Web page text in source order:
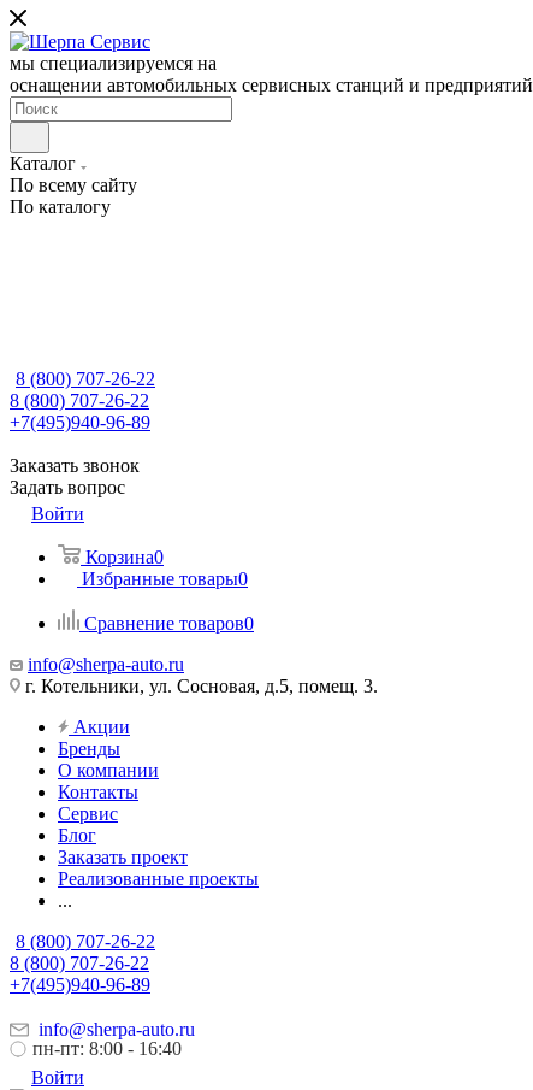
мы специализируемся на
оснащении автомобильных сервисных станций и предприятий
Каталог
По всему сайту
По каталогу
8 (800) 707-26-22
8 (800) 707-26-22
+7(495)940-96-89
Заказать звонок
Задать вопрос
Войти
Корзина0
Избранные товары0
Сравнение товаров0
info@sherpa-auto.ru
г. Котельники, ул. Сосновая, д.5, помещ. 3.
Акции
Бренды
О компании
Контакты
Сервис
Блог
Заказать проект
Реализованные проекты
...
8 (800) 707-26-22
8 (800) 707-26-22
+7(495)940-96-89
info@sherpa-auto.ru
пн-пт: 8:00 - 16:40
Войти